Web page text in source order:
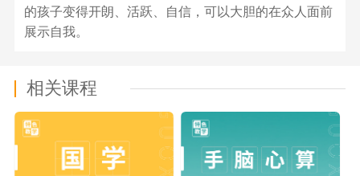
的孩子变得开朗、活跃、自信，可以大胆的在众人面前
展示自我。
相关课程